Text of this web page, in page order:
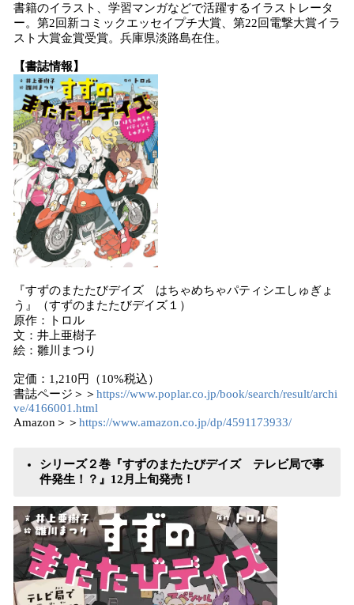
書籍のイラスト、学習マンガなどで活躍するイラストレータ
ー。第2回新コミックエッセイプチ大賞、第22回電撃大賞イラ
スト大賞金賞受賞。兵庫県淡路島在住。
【書誌情報】
『すずのまたたびデイズ はちゃめちゃパティシエしゅぎょ
う』（すずのまたたびデイズ１）
原作：トロル
文：井上亜樹子
絵：雛川まつり
定価：1,210円（10%税込）
書誌ページ＞＞ https://www.poplar.co.jp/book/search/result/archi
ve/4166001.html
Amazon＞＞ https://www.amazon.co.jp/dp/4591173933/
シリーズ２巻『すずのまたたびデイズ テレビ局で事
件発生！？』12月上旬発売！